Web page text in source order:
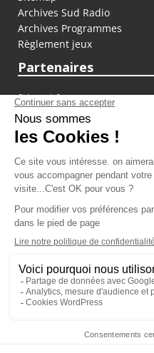
Archives Sud Radio
Archives Programmes
Règlement jeux
Partenaires
fiducial.fr
lyoncapitale.fr
olympique-et-lyonnais.com
L'application Iphone /
Les cookies
Gestion des cookies
Crédit photos :